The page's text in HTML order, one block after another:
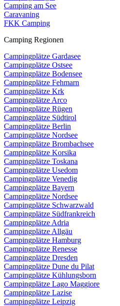
Camping am See
Caravaning
FKK Camping
Camping Regionen
Campingplätze Gardasee
Campingplätze Ostsee
Campingplätze Bodensee
Campingplätze Fehmarn
Campingplätze Krk
Campingplätze Arco
Campingplätze Rügen
Campingplätze Südtirol
Campingplätze Berlin
Campingplätze Nordsee
Campingplätze Brombachsee
Campingplätze Korsika
Campingplätze Toskana
Campingplätze Usedom
Campingplätze Venedig
Campingplätze Bayern
Campingplätze Nordsee
Campingplätze Schwarzwald
Campingplätze Südfrankreich
Campingplätze Adria
Campingplätze Allgäu
Campingplätze Hamburg
Campingplätze Renesse
Campingplätze Dresden
Campingplätze Dune du Pilat
Campingplätze Kühlungsborn
Campingplätze Lago Maggiore
Campingplätze Lazise
Campingplätze Leipzig